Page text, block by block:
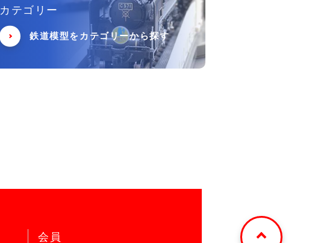
カテゴリー
鉄道模型をカテゴリーから探す
会員